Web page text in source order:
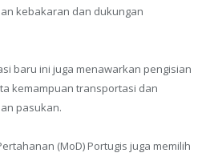
kebakaran dan dukungan
baru ini juga menawarkan pengisian
kemampuan transportasi dan
pasukan.
(MoD) Portugis juga memilih